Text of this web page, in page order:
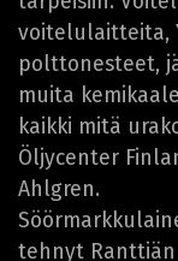
voitelulaitteita,
polttonesteet,
muita
kaikki mitä
Öljycenter
Ahlgren.
tehnyt